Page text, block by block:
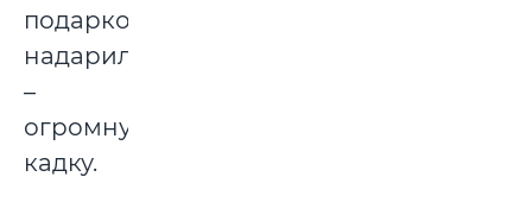
подарков
надарили
–
огромную
кадку.